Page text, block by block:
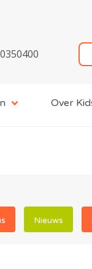
Over
Nieuws